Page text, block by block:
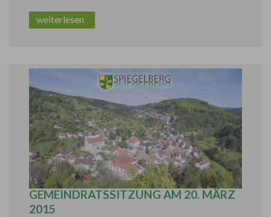
weiterlesen
BERICHT AUS DER ÖFFENTLICHEN
GEMEINDRATSSITZUNG AM 20. MÄRZ
2015